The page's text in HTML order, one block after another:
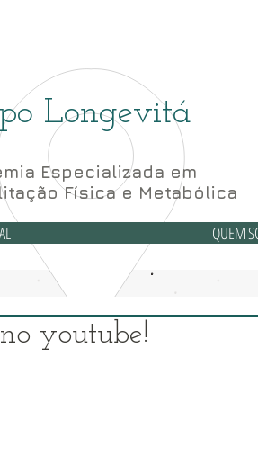
Longevitá
Especializada em
Física e Metabólica
QUEM
youtube!